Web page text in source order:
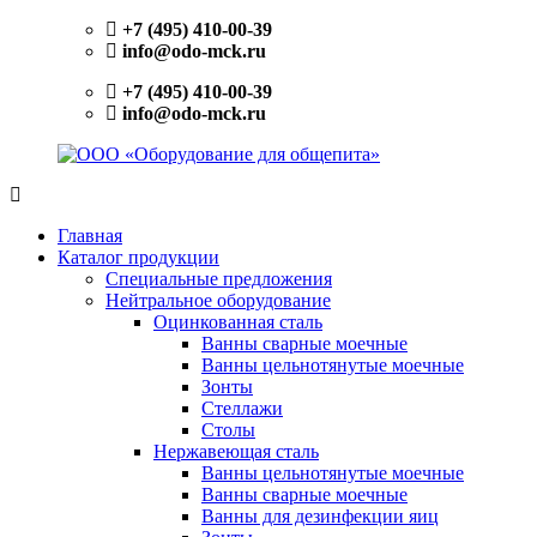
+7 (495) 410-00-39
info@odo-mck.ru
+7 (495) 410-00-39
info@odo-mck.ru
«Оборудование
общепита»
нейтрального
оборудования.
Поставки
теплового,
электромеханического
Главная
Каталог продукции
Специальные предложения
Нейтральное оборудование
Оцинкованная сталь
Ванны сварные моечные
Ванны цельнотянутые моечные
Зонты
Стеллажи
Столы
Нержавеющая сталь
Ванны цельнотянутые моечные
Ванны сварные моечные
Ванны для дезинфекции яиц